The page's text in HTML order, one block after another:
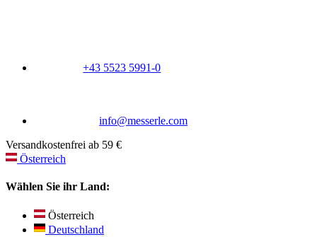
+43 5523 5991-0
info@messerle.com
Versandkostenfrei ab 59 €
Österreich
Wählen Sie ihr Land:
Österreich
Deutschland